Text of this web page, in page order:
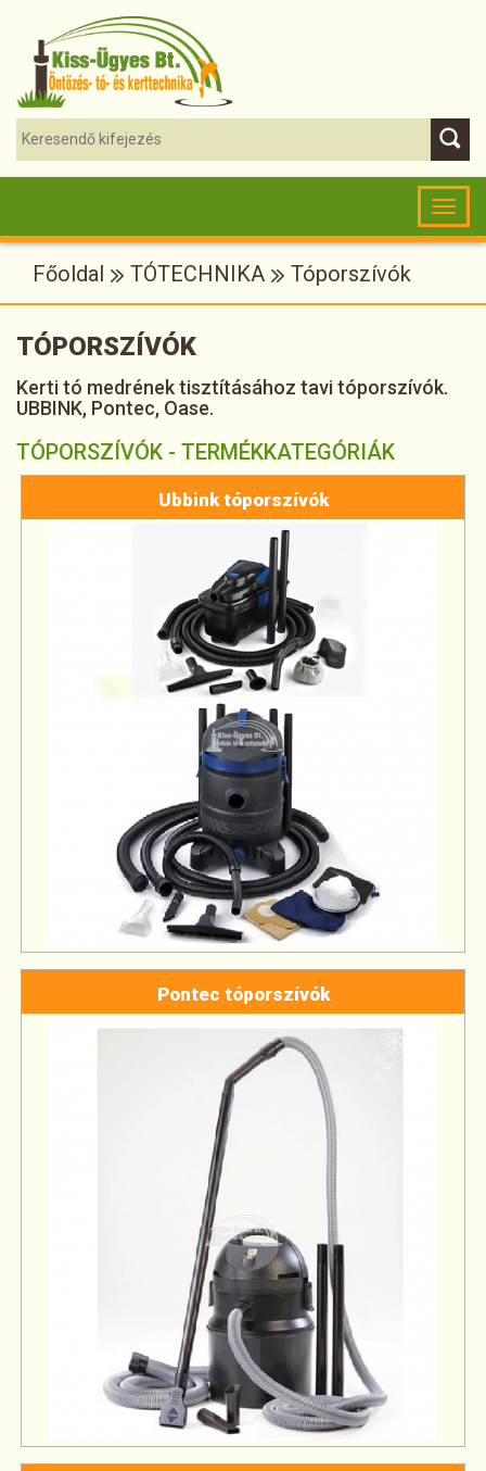
Főoldal TÓTECHNIKA Tóporszívók
TÓPORSZÍVÓK
Kerti tó medrének tisztításához tavi tóporszívók.
UBBINK, Pontec, Oase.
TÓPORSZÍVÓK - TERMÉKKATEGÓRIÁK
Ubbink tóporszívók
Pontec tóporszívók